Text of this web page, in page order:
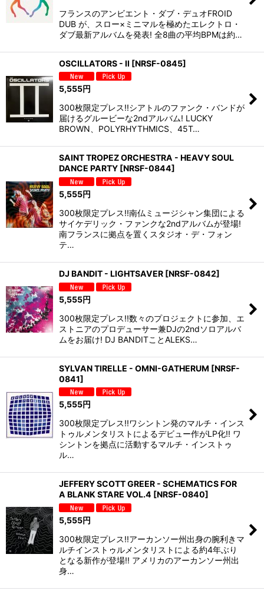
フランスのアンビエント・ダブ・デュオFROID
DUB が、スロー×ミニマルを極めたエレクトロ・
ダブ最新アルバムを発表! 全8曲の平均BPMは約…
OSCILLATORS - II [NRSF-0845]
5,555円
300枚限定プレス!!シアトルのファンク・バンドが
届けるグルービーな2ndアルバム! LUCKY
BROWN、POLYRHYTHMICS、45T…
SAINT TROPEZ ORCHESTRA - HEAVY SOUL
DANCE PARTY [NRSF-0844]
5,555円
300枚限定プレス!!南仏ミュージシャン集団による
サイケデリック・ファンクな2ndアルバムが登場!
南フランスに拠点を置くスタジオ・デ・フォン
テ…
DJ BANDIT - LIGHTSAVER [NRSF-0842]
5,555円
300枚限定プレス!!数々のプロジェクトに参加、エ
ストニアのプロデューサー兼DJの2ndソロアルバ
ムをお届け! DJ BANDITことALEKS…
SYLVAN TIRELLE - OMNI-GATHERUM [NRSF-
0841]
5,555円
300枚限定プレス!!ワシントン発のマルチ・インス
トゥルメンタリストによるデビュー作がLP化!! ワ
シントンを拠点に活動するマルチ・インストゥ
ル…
JEFFERY SCOTT GREER - SCHEMATICS FOR
A BLANK STARE VOL.4 [NRSF-0840]
5,555円
300枚限定プレス!!アーカンソー州出身の腕利きマ
ルチインストゥルメンタリストによる約4年ぶり
となる新作が登場!! アメリカのアーカンソー州出
身…